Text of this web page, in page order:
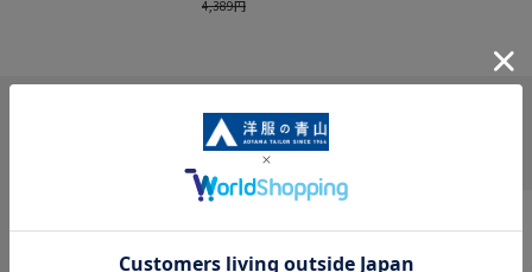
INFORMATION